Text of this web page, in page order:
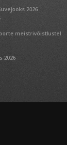
2026
meistrivõistlustel
2026